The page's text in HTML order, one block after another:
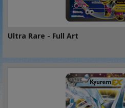
Ultra Rare - Full Art